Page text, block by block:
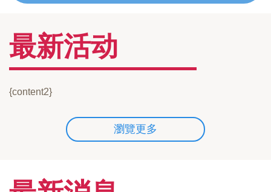
最新活动
{content2}
瀏覽更多